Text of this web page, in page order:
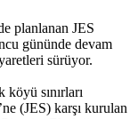
planlanan JES
gününde devam
sürüyor.
sınırları
(JES) karşı kurulan